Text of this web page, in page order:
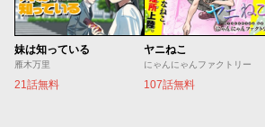
妹は知っている
雁木万里
21話無料
ヤニねこ
にゃんにゃんファクトリー
107話無料